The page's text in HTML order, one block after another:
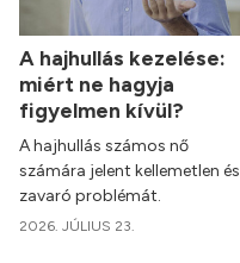
A hajhullás kezelése:
miért ne hagyja
figyelmen kívül?
A hajhullás számos nő
számára jelent kellemetlen és
zavaró problémát.
2026. JÚLIUS 23.